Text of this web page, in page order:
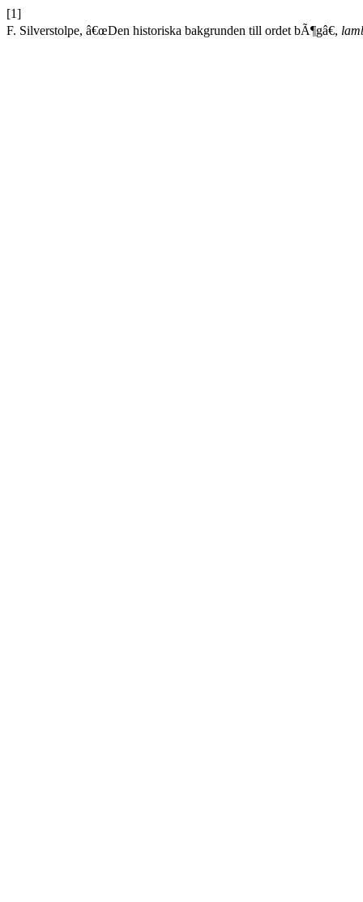
[1]
F. Silverstolpe, â€œDen historiska bakgrunden till ordet bÃ¶gâ€,